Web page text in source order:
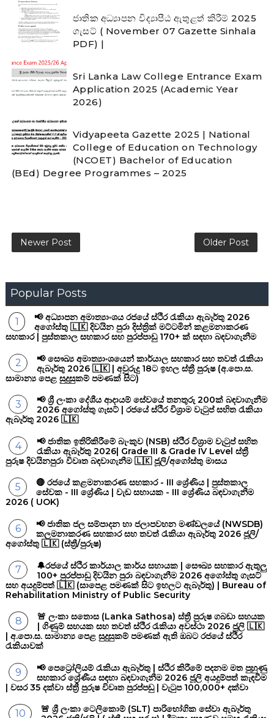
ජාතික අධ්‍යාපන විද්‍යාපීඨ ඇතුළත් කිරීම් 2025
ගැසට් ( November 07 Gazette Sinhala
PDF) |
Sri Lanka Law College Entrance Exam
Application 2025 (Academic Year
2026)
Vidyapeeta Gazette 2025 | National
College of Education on Technology
(NCOET) Bachelor of Education
(BEd) Degree Programmes – 2025
Newer Post Older Post
Popular Posts
📢 අධ්‍යාපන අමාත්‍යාංශය රජයේ ස්ථිර රැකියා ඇබෑර්තු 2026
අගෝස්තු 🇱🇰 දිවයින පුරා දිස්ත්‍රික් මට්ටමින් කළමනාකරණ
සහකාර | පුස්තකාල සහකාර සහ පුරප්පාඩු 170+ ක් සඳහා බඳවාගැනීම
📢 සෞඛ්‍ය අමාත්‍යාංශයෙන් කාර්යාල සහකාර සහ තවත් රැකියා
ඇබෑර්තු 2026 🇱🇰 | අවුරුදු 18ට ඉහල ස්ත්‍රී පුරුෂ (අ.පො.ස.
සාමාන්‍ය පෙළ සුදුසුකම් පමණක් සිට)
📢 ශ්‍රී ලංකා දේශීය ආදායම් සේවයේ තනතුරු 200ක් බඳවාගැනීම
2026 අගෝස්තු ගැසට් | රජයේ ස්ථිර විශ්‍රාම වැටුප් සහිත රැකියා
ඇබෑර්තු 2026 🇱🇰
📢 ජාතික ඉතිරිකිරීමේ බැංකුව (NSB) ස්ථිර විශ්‍රාම වැටුප් සහිත
රැකියා ඇබෑර්තු 2026| Grade III & Grade IV Level ස්ත්‍රී
පුරුෂ දිවයිනපුරා විවෘත බඳවාගැනීම 🇱🇰 ජූලි/අගෝස්තු මාසය
🔴 රජයේ කළමනාකරණ සහකාර - III ශ්‍රේණිය | පුස්තකාල
සේවක - III ශ්‍රේණිය | වැඩ සහායක - III ශ්‍රේණිය බඳවාගැනීම
2026 ( UOK)
📢 ජාතික ජල සම්පාදන හා ජලාපවහන මණ්ඩලයේ (NWSDB)
කලමනාකරණ සහකාර සහ තවත් රැකියා ඇබෑර්තු 2026 ජූලි/
අගෝස්තු 🇱🇰 (ස්ත්‍රී/පුරුෂ)
🔔රජයේ ස්ථිර කාර්යාල කාර්ය සහායක | සෞඛ්‍ය සහකාර ඇතුලු
100+ පුරප්පාඩු දිවයින පුරා බඳවාගැනීම 2026 අගෝස්තු ගැසට්
සහ අයදුම්පත් 🇱🇰 (සාපෙළ පමණක් සිට ඉහලට ඇබෑර්තු) | Bureau of
Rehabilitation Ministry of Public Security
🚨 ලංකා සතොස (Lanka Sathosa) ස්ත්‍රී පුරුෂ ගබඩා සහයක
| ගිණුම් සහයක සහ තවත් ස්ථිර රැකියා අවස්ථා 2026 ජූලි 🇱🇰
| අ.පො.ස. සාමාන්‍ය පෙළ සුදුසුකම් පමණක් ඇති ඔබට රජයේ ස්ථිර
රැකියාවක්
📢 පෙට්‍රෝලියම් රැකියා ඇබෑර්තු | ස්ථිර කිරීමේ පදනම මත පුහුණු
සහකාර ශ්‍රේණීය සඳහා බඳවාගැනීම 2026 ජූලි අයදුම්පත් කැඳවීම
| වසර 35 දක්වා ස්ත්‍රී පුරුෂ විවෘත පුරප්පඩු | වැටුප 100,000+ දක්වා
🚨 ශ්‍රී ලංකා ටෙලිකොම් (SLT) පාරිභෝගික සේවා ඇබෑර්තු